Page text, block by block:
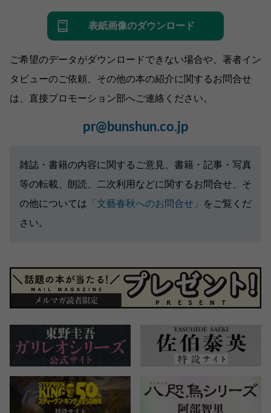
表紙画像のダウンロード
ご希望のデータがダウンロードできない場合や、著者イン
タビューのご依頼、その他の本の紹介に関するお問合せ
は、直接プロモーション部へご連絡ください。
pr@bunshun.co.jp
雑誌・書籍の内容に関するご意見、書籍・記事・写真
等の転載、朗読、二次利用などに関するお問合せ、そ
の他については 「文藝春秋へのお問合せ」
をご覧くだ
さい。